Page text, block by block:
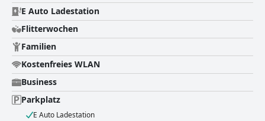
E Auto Ladestation
Flitterwochen
Familien
Kostenfreies WLAN
Business
Parkplatz
E Auto Ladestation